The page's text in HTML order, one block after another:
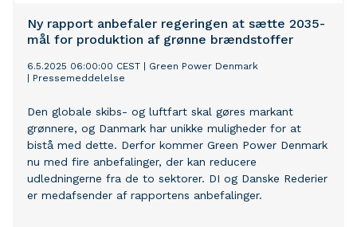
Ny rapport anbefaler regeringen at sætte 2035-
mål for produktion af grønne brændstoffer
6.5.2025 06:00:00 CEST
Green Power Denmark
Pressemeddelelse
Den globale skibs- og luftfart skal gøres markant
grønnere, og Danmark har unikke muligheder for at
bistå med dette. Derfor kommer Green Power Denmark
nu med fire anbefalinger, der kan reducere
udledningerne fra de to sektorer. DI og Danske Rederier
er medafsender af rapportens anbefalinger.